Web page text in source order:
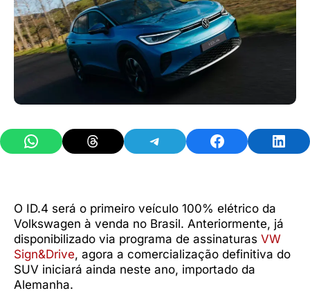
Share on WhatsAppShare on ThreadsShare on TelegramShare on Facebook
O ID.4 será o primeiro veículo 100% elétrico da
Volkswagen à venda no Brasil. Anteriormente, já
disponibilizado via programa de assinaturas VW
Sign&Drive, agora a comercialização definitiva do
SUV iniciará ainda neste ano, importado da
Alemanha.